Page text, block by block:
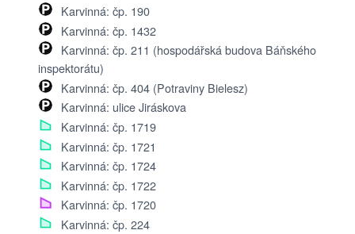
Poděkování...Karvinná: čp. 190
Karvinná: čp. 1432
Karvinná: čp. 211 (hospodářská budova Báňského
inspektorátu)
Karvinná: čp. 404 (Potraviny Bielesz)
Karvinná: ulice Jiráskova
Karvinná: čp. 1719
Karvinná: čp. 1721
Karvinná: čp. 1724
Karvinná: čp. 1722
Karvinná: čp. 1720
Karvinná: čp. 224